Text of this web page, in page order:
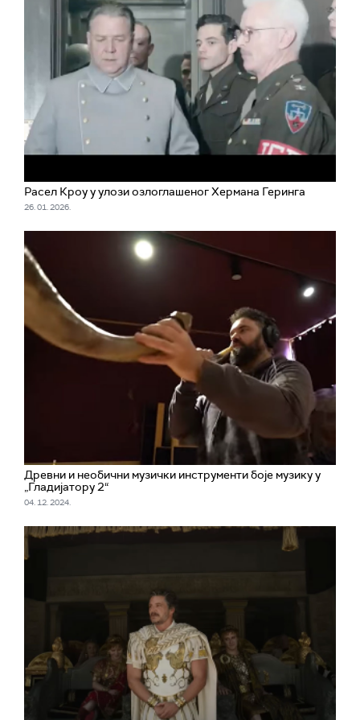
Расел Кроу у улози озлоглашеног Хермана Геринга
26. 01. 2026.
Древни и необични музички инструменти боје музику у
„Гладијатору 2“
04. 12. 2024.